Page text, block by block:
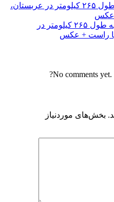
بن سلمان غوغا کرد| بزرگراهی به طول ۲۶۵ کیلومتر در عربستان،
عکس
No comments yet.
بخش‌های موردنیاز